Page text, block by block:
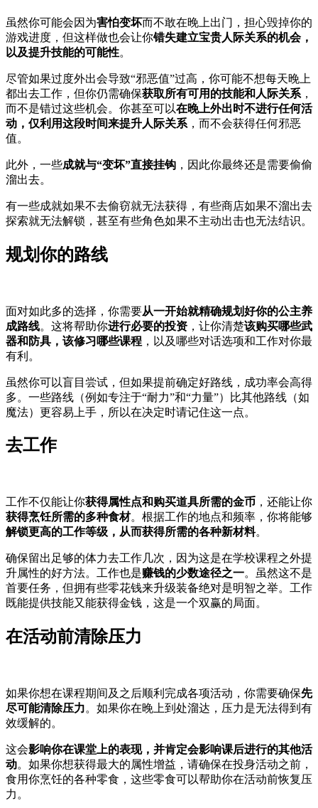
虽然你可能会因为害怕变坏而不敢在晚上出门，担心毁掉你的
游戏进度，但这样做也会让你错失建立宝贵人际关系的机会，
以及提升技能的可能性。
尽管如果过度外出会导致“邪恶值”过高，你可能不想每天晚上
都出去工作，但你仍需确保获取所有可用的技能和人际关系 ，
而不是错过这些机会。你甚至可以在晚上外出时不进行任何活
动，仅利用这段时间来提升人际关系 ，而不会获得任何邪恶
值。
此外，一些成就与“变坏”直接挂钩 ，因此你最终还是需要偷偷
溜出去。
有一些成就如果不去偷窃就无法获得，有些商店如果不溜出去
探索就无法解锁，甚至有些角色如果不主动出击也无法结识。
规划你的路线
面对如此多的选择，你需要从一开始就精确规划好你的公主养
成路线。这将帮助你进行必要的投资 ，让你清楚该购买哪些武
器和防具，该修习哪些课程 ，以及哪些对话选项和工作对你最
有利。
虽然你可以盲目尝试，但如果提前确定好路线，成功率会高得
多。一些路线（例如专注于“耐力”和“力量”）比其他路线（如
魔法）更容易上手，所以在决定时请记住这一点。
去工作
工作不仅能让你获得属性点和购买道具所需的金币 ，还能让你
获得烹饪所需的多种食材。根据工作的地点和频率，你将能够
解锁更高的工作等级，从而获得所需的各种新材料。
确保留出足够的体力去工作几次，因为这是在学校课程之外提
升属性的好方法。工作也是赚钱的少数途径之一。虽然这不是
首要任务，但拥有些零花钱来升级装备绝对是明智之举。工作
既能提供技能又能获得金钱，这是一个双赢的局面。
在活动前清除压力
如果你想在课程期间及之后顺利完成各项活动，你需要确保先
尽可能清除压力。如果你在晚上到处溜达，压力是无法得到有
效缓解的。
这会影响你在课堂上的表现，并肯定会影响课后进行的其他活
动。如果你想获得最大的属性增益，请确保在投身活动之前，
食用你烹饪的各种零食，这些零食可以帮助你在活动前恢复压
力。